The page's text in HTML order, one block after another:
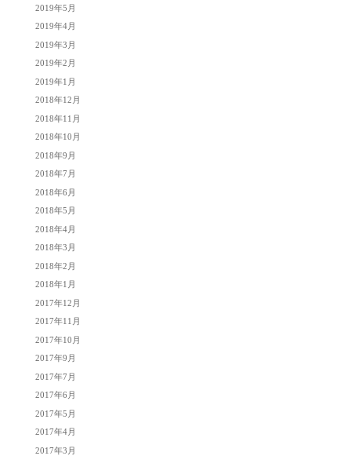
2019年5月
2019年4月
2019年3月
2019年2月
2019年1月
2018年12月
2018年11月
2018年10月
2018年9月
2018年7月
2018年6月
2018年5月
2018年4月
2018年3月
2018年2月
2018年1月
2017年12月
2017年11月
2017年10月
2017年9月
2017年7月
2017年6月
2017年5月
2017年4月
2017年3月